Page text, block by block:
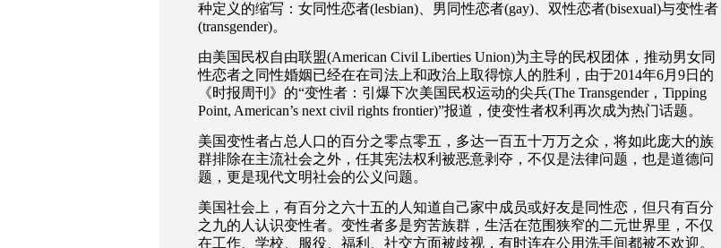
种定义的缩写：女同性恋者(lesbian)、男同性恋者(gay)、双性恋者(bisexual)与变性者
(transgender)。
由美国民权自由联盟(American Civil Liberties Union)为主导的民权团体，推动男女同
性恋者之同性婚姻已经在在司法上和政治上取得惊人的胜利，由于2014年6月 9日的
《时报周刊》的“变性者：引爆下次美国民权运动的尖兵(The Transgender， Tipping
Point, American’s next civil rights frontier)”报道，使变性者权利再次成为热门话题。
美国变性者占总人口的百分之零点零五，多达一百五十万万之众，将如此庞大的族
群排除在主流社会之外，任其宪法权利被恶意剥夺，不仅是法律问题，也是道德问
题，更是现代文明社会的公义问题。
美国社会上，有百分之六十五的人知道自己家中成员或好友是同性恋，但只有百分
之九的人认识变性者。变性者多是穷苦族群，生活在范围狭窄的二元世界里，不仅
在工作、学校、服役、福利、社交方面被歧视，有时连在公用洗手间都被不欢迎。